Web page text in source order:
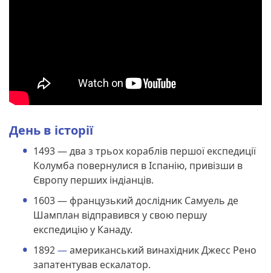
День в історії
1493 — два з трьох кораблів першої експедиції
Колумба повернулися в Іспанію, привізши в
Європу перших індіанців.
1603 — французький дослідник Самуель де
Шамплан відправився у свою першу
експедицію у Канаду.
1892—американський винахідник Джесс Рено
запатентував ескалатор.